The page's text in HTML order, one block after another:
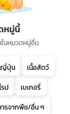
หมู่นี้
นหมวดหมู่อื่น
ญี่ปุ่น
เนื้อสัตว์
ป
เบเกอรี่
ารจากพืช/อื่น ๆ